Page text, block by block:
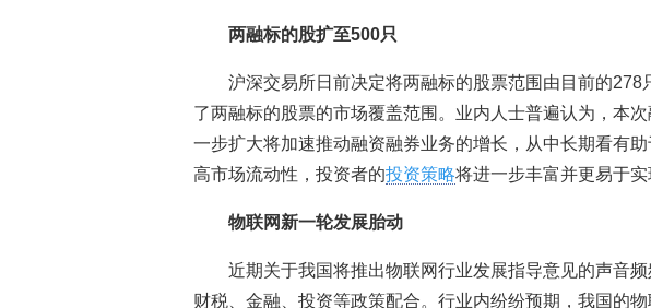
两融标的股扩至500只
沪深交易所日前决定将两融标的股票范围由目前的278
了两融标的股票的市场覆盖范围。业内人士普遍认为，本
一步扩大将加速推动融资融券业务的增长，从中长期看有
高市场流动性，投资者的投资策略将进一步丰富并更易于实
物联网新一轮发展胎动
近期关于我国将推出物联网行业发展指导意见的声音
财税、金融、投资等政策配合。行业内纷纷预期，我国的